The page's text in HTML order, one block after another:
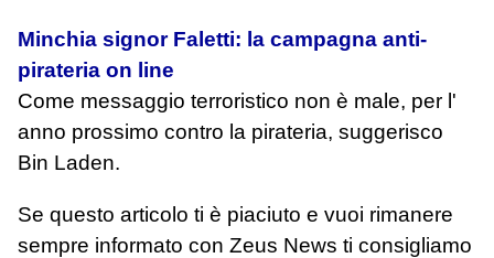
Minchia signor Faletti: la campagna anti-
pirateria on line
Come messaggio terroristico non è male, per l'
anno prossimo contro la pirateria, suggerisco
Bin Laden.
Se questo articolo ti è piaciuto e vuoi rimanere
sempre informato con Zeus News ti consigliamo